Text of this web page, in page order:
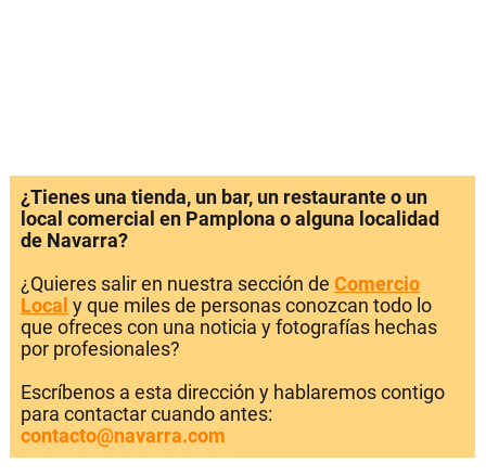
¿Tienes una tienda, un bar, un restaurante o un
local comercial en Pamplona o alguna localidad
de Navarra?
¿Quieres salir en nuestra sección de Comercio
Local y que miles de personas conozcan todo lo
que ofreces con una noticia y fotografías hechas
por profesionales?
Escríbenos a esta dirección y hablaremos contigo
para contactar cuando antes:
contacto@navarra.com